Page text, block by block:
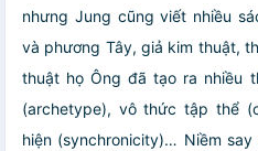
nhưng Jung cũng viết nhiều
và phương Tây, giả kim thuật,
thuật họ Ông đã tạo ra nhiều
(archetype), vô thức tập thể
hiện (synchronicity)… Niềm